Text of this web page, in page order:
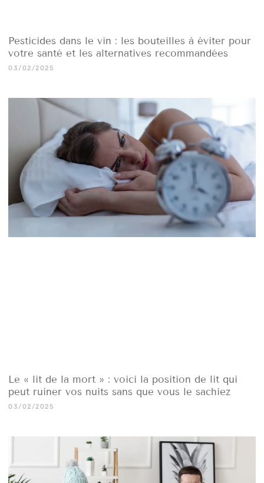
Pesticides dans le vin : les bouteilles à éviter pour
votre santé et les alternatives recommandées
03/02/2025
Le « lit de la mort » : voici la position de lit qui
peut ruiner vos nuits sans que vous le sachiez
03/02/2025